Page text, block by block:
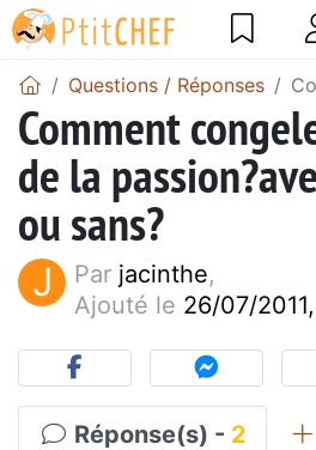
Questions / Réponses
Comment
de la
ou sans?
J Par jacinthe,
Ajouté le 26/07/
Réponse(s) - 2